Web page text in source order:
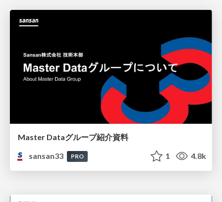
Master Dataグループ紹介資料
sansan33
PRO 1 4.8k